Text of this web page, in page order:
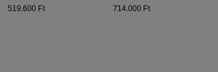
519.600 Ft 714.000 Ft